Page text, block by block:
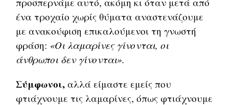
ένα τροχαίο χωρίς θύματα αναστενάζουμε
με ανακούφιση επικαλούμενοι τη γνωστή
φράση: «Οι λαμαρίνες γίνονται, οι
άνθρωποι δεν γίνονται».
Σύμφωνοι,αλλά είμαστε εμείς που
φτιάχνουμε τις λαμαρίνες, όπως φτιάχνουμε